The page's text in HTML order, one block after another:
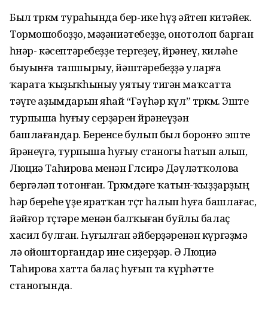
Был төркөм тураһында бер-ике һүҙ әйтеп китәйек.
Тормошобоҙҙо, мәҙәниәтебеҙҙе, онотолоп барған
һөнәр- кәсептәребеҙҙе тергеҙеү, өйрәнеү, киләһе
быуынға тапшырыу, йәштәребеҙҙә уларға
ҡарата ҡыҙыҡһыныу уятыу тигән маҡсатта
тәүге аҙымдарын яһай “Гәүһәр күл” төркөмө. Эште
турпыша һуғыу серҙәрен өйрәнеүҙән
башлағандар. Беренсе булып был боронғо эште
өйрәнеүгә, турпыша һуғыу станогы һатып алып,
Люциә Таһирова менән Гөлсирә Дәүләтҡолова
бергәләп тотонған. Төркөмдәге ҡатын-ҡыҙҙарҙың
һәр береһе үҙе яратҡан төҫтө һалып һуға башлағас,
йәйғор төҫтәре менән балҡыған буйлы балаҫ
хасил булған. Һуғылған әйберҙәренән күргәҙмә
лә ойошторғандар ине сиҙерҙәр. Ә Люциә
Таһирова хатта балаҫ һуғып та күрһәтте
станогында.